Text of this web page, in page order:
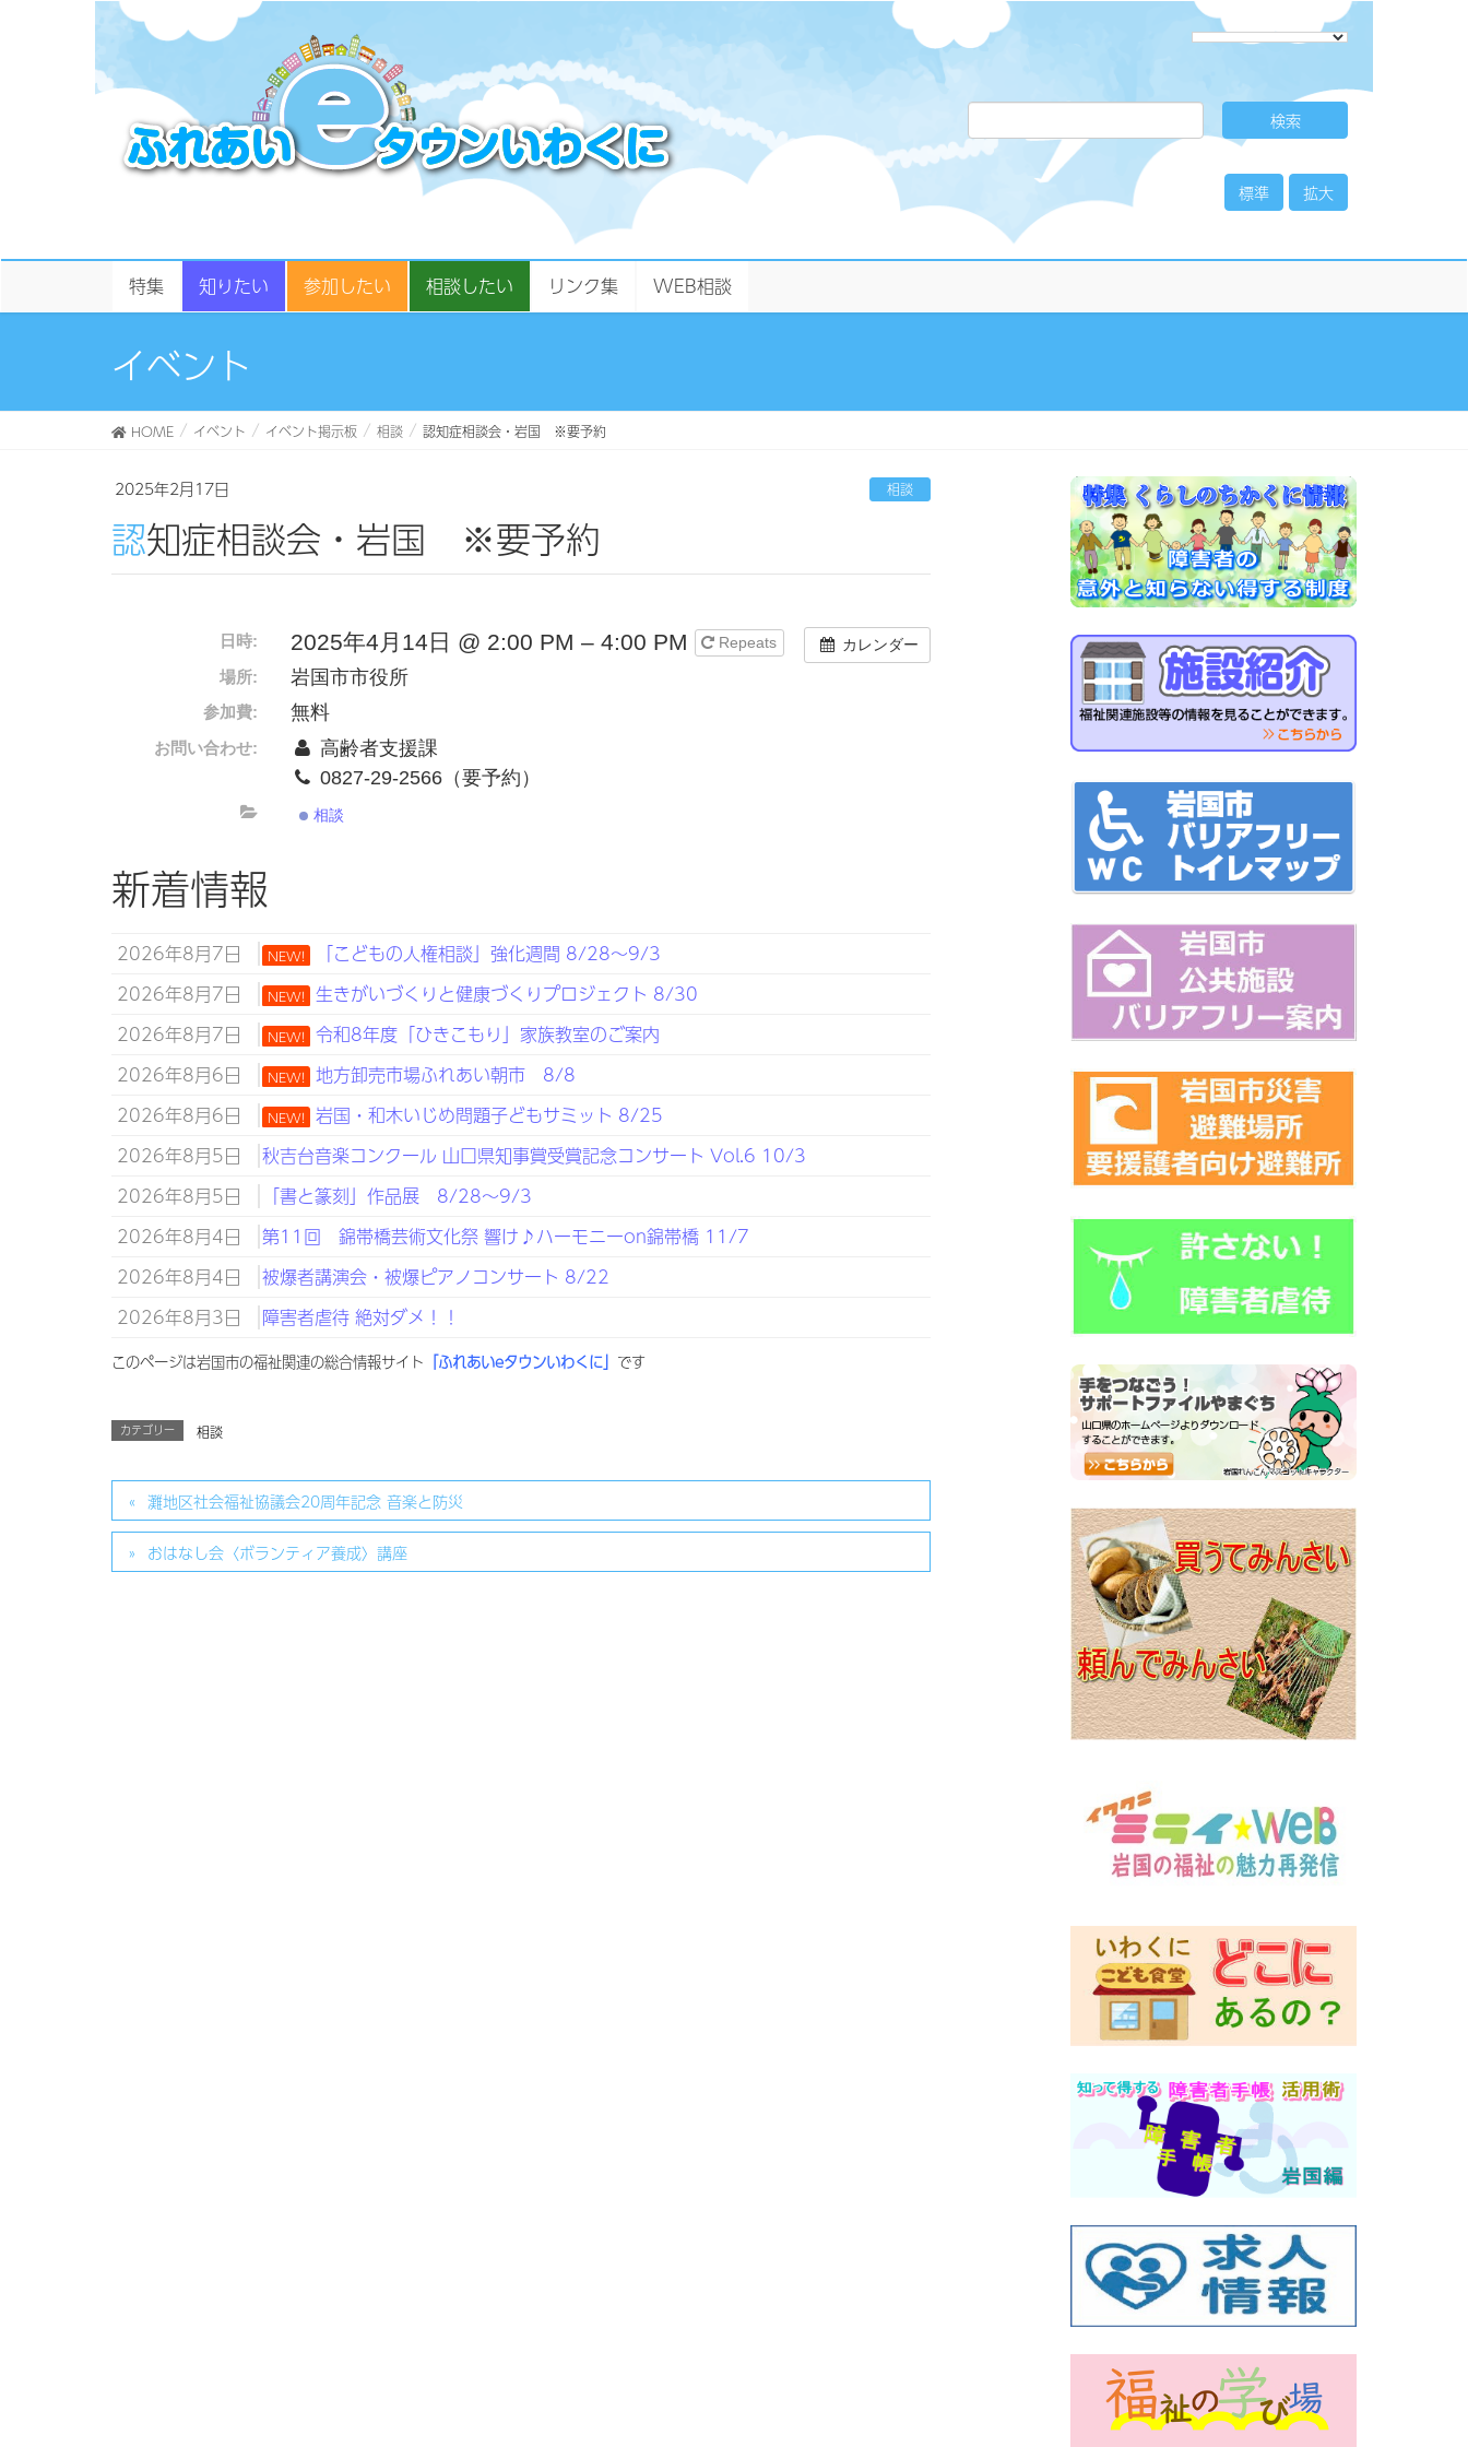
標準 拡大
特集 知りたい 参加したい 相談したい リンク集 WEB相談
イベント
HOME イベント イベント掲示板 相談 認知症相談会・岩国 ※要予約
2025年2月17日 相談
認知症相談会・岩国 ※要予約
カレンダー
日時: 2025年4月14日 @ 2:00 PM – 4:00 PM Repeats
場所: 岩国市市役所
参加費: 無料
お問い合わせ:
高齢者支援課
0827-29-2566（要予約）
相談
新着情報
2026年8月7日 NEW!
「こどもの人権相談」強化週間 8/28～9/3
2026年8月7日
NEW!
生きがいづくりと健康づくりプロジェクト 8/30
2026年8月7日
NEW!
令和8年度「ひきこもり」家族教室のご案内
2026年8月6日
NEW!
地方卸売市場ふれあい朝市 8/8
2026年8月6日
NEW!
岩国・和木いじめ問題子どもサミット 8/25
2026年8月5日
秋吉台音楽コンクール 山口県知事賞受賞記念コンサート Vol.6 10/3
2026年8月5日
「書と篆刻」作品展 8/28～9/3
2026年8月4日
第11回 錦帯橋芸術文化祭 響け♪ハーモニーon錦帯橋 11/7
2026年8月4日
被爆者講演会・被爆ピアノコンサート 8/22
2026年8月3日
障害者虐待 絶対ダメ！！
このページは岩国市の福祉関連の総合情報サイト 「ふれあいeタウンいわくに」 です
カテゴリー 相談
灘地区社会福祉協議会20周年記念 音楽と防災
おはなし会〈ボランティア養成〉講座